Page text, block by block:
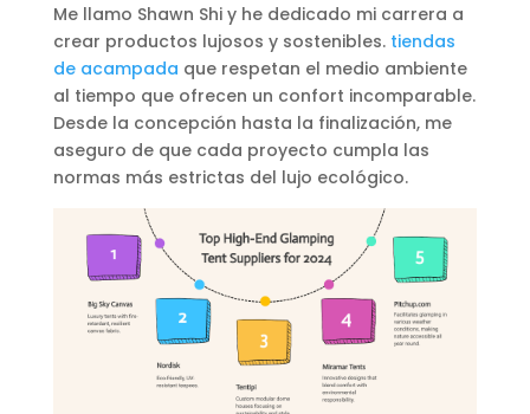
Me llamo Shawn Shi y he dedicado mi carrera a
crear productos lujosos y sostenibles. tiendas
de acampada que respetan el medio ambiente
al tiempo que ofrecen un confort incomparable.
Desde la concepción hasta la finalización, me
aseguro de que cada proyecto cumpla las
normas más estrictas del lujo ecológico.